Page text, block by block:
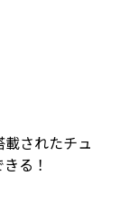
されたチュ
る！